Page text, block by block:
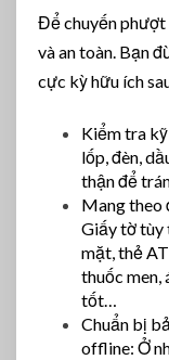
Để chuyến phượt
và an toàn. Bạn
cực kỳ hữu ích
Kiểm tra
lốp, đèn,
thận để
Mang theo
Giấy tờ tùy
mặt, thẻ
thuốc men,
tốt…
Chuẩn bị
offline: Ở